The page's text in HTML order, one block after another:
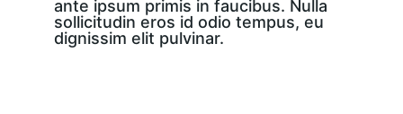
ante ipsum primis in faucibus. Nulla
sollicitudin eros id odio tempus, eu
dignissim elit pulvinar.